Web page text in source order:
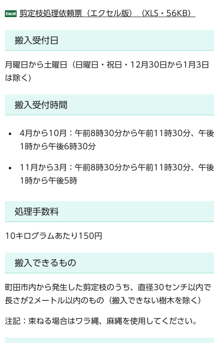
剪定枝処理依頼票（エクセル版）（XLS・56KB）
搬入受付日
月曜日から土曜日（日曜日・祝日・12月30日から1月3日
は除く)
搬入受付時間
4月から10月：午前8時30分から午前11時30分、午後
1時から午後6時30分
11月から3月：午前8時30分から午前11時30分、午後
1時から午後5時
処理手数料
10キログラムあたり150円
搬入できるもの
町田市内から発生した剪定枝のうち、直径30センチ以内で
長さが2メートル以内のもの（搬入できない樹木を除く）
注記：束ねる場合はワラ縄、麻縄を使用してください。